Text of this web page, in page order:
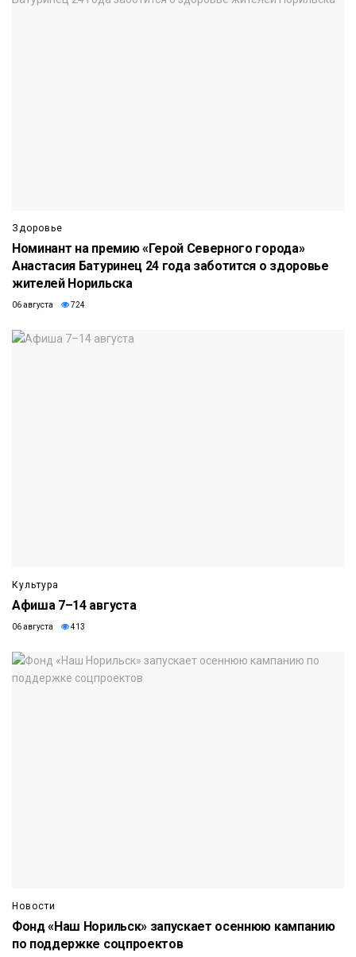
Здоровье
Номинант на премию «Герой Северного города»
Анастасия Батуринец 24 года заботится о здоровье
жителей Норильска
06 августа 724
Культура
Афиша 7–14 августа
06 августа 413
Новости
Фонд «Наш Норильск» запускает осеннюю кампанию
по поддержке соцпроектов